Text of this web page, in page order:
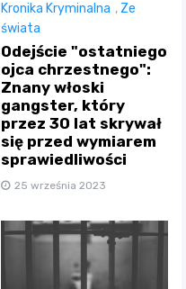
Kronika Kryminalna , Ze
świata
Odejście "ostatniego
ojca chrzestnego":
Znany włoski
gangster, który
przez 30 lat skrywał
się przed wymiarem
sprawiedliwości
25 września 2023